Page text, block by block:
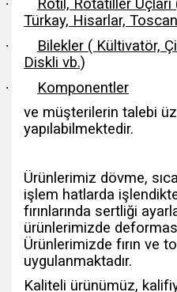
·
Rotil, Rotatiller
Türkay, Hisarlar,
·
Bilekler ( Kültivatör,
Diskli vb.)
·
Komponentler
ve müşterilerin talebi
yapılabilmektedir.
Ürünlerimiz dövme,
işlem hatlarda
fırınlarında sertliği
ürünlerimizde
Ürünlerimizde fırın ve
uygulanmaktadır.
Kaliteli ürünümüz,